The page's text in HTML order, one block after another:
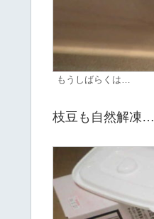
もうしばらくは…
枝豆も自然解凍…